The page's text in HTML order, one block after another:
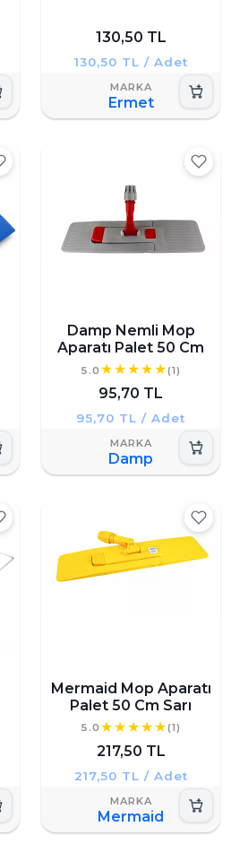
130,50 TL
130,50 TL / Adet
Ermet
Damp Nemli Mop
Aparatı Palet 50 Cm
5.0 (1)
95,70 TL
95,70 TL / Adet
Damp
Mermaid Mop Aparatı
Palet 50 Cm Sarı
5.0 (1)
217,50 TL
217,50 TL / Adet
Mermaid